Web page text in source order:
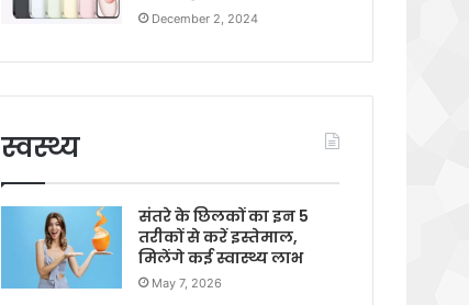
December 2, 2024
स्वस्थ्य
संतरे के छिलकों का इन 5
तरीकों से करें इस्तेमाल,
मिलेंगे कई स्वास्थ्य लाभ
May 7, 2026